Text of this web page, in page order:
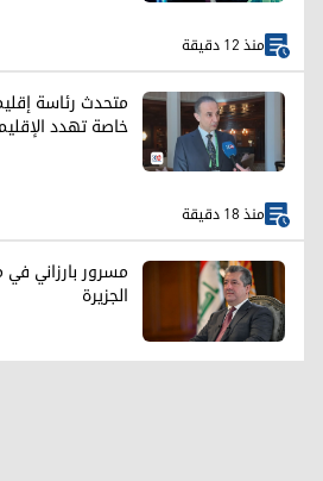
منذ 12 دقيقة
متحدث رئاسة
خاصة تهدد
منذ 18 دقيقة
مسرور بارزاني
الجزيرة